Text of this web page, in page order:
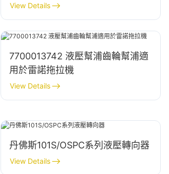
View Details
7700013742 液壓幫浦齒輪幫浦適
用於雷諾拖拉機
View Details
丹佛斯101S/OSPC系列液壓轉向器
View Details